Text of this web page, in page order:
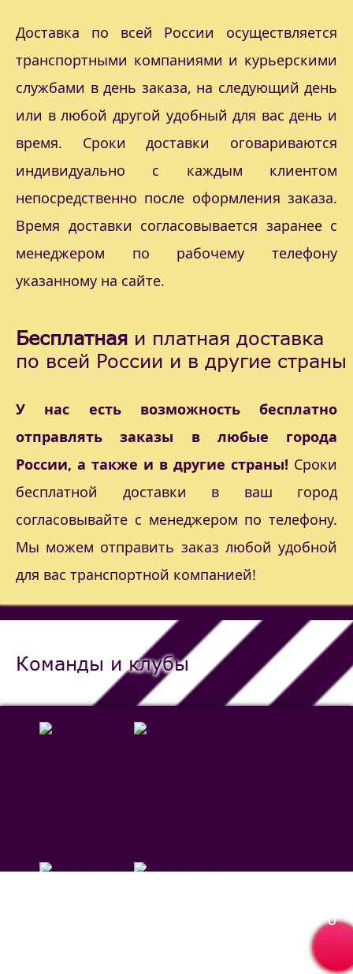
Доставка по всей России осуществляется
транспортными компаниями и курьерскими
службами в день заказа, на следующий день
или в любой другой удобный для вас день и
время. Сроки доставки оговариваются
индивидуально с каждым клиентом
непосредственно после оформления заказа.
Время доставки согласовывается заранее с
менеджером по рабочему телефону
указанному на сайте.
Бесплатная и платная доставка
по всей России и в другие страны
У нас есть возможность бесплатно
отправлять заказы в любые города
России, а также и в другие страны! Сроки
бесплатной доставки в ваш город
согласовывайте с менеджером по телефону.
Мы можем отправить заказ любой удобной
для вас транспортной компанией!
0
Команды и клубы